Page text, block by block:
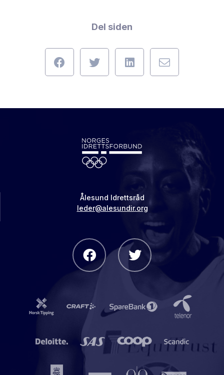
Del siden
Ålesund Idrettsråd
leder@alesundir.org